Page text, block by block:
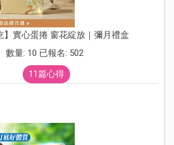
】實心蛋捲 窗花綻放｜彌月禮盒
數量: 10 已報名: 502
11篇心得